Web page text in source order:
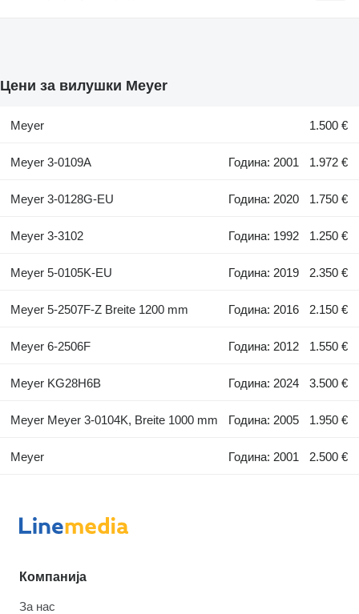
Цени за вилушки Meyer
Meyer 1.500 €
Meyer 3-0109A Година: 2001 1.972 €
Meyer 3-0128G-EU Година: 2020 1.750 €
Meyer 3-3102 Година: 1992 1.250 €
Meyer 5-0105K-EU Година: 2019 2.350 €
Meyer 5-2507F-Z Breite 1200 mm Година: 2016 2.150 €
Meyer 6-2506F Година: 2012 1.550 €
Meyer KG28H6B Година: 2024 3.500 €
Meyer Meyer 3-0104K, Breite 1000 mm Година: 2005 1.950 €
Meyer Година: 2001 2.500 €
Компанија
За нас